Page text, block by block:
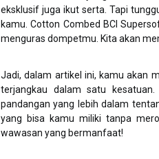
eksklusif juga ikut serta. Tapi
kamu. Cotton Combed BCI
menguras dompetmu. Kita akan
Jadi, dalam artikel ini, kamu akan
terjangkau dalam satu
pandangan yang lebih dalam
yang bisa kamu miliki tanpa
wawasan yang bermanfaat!